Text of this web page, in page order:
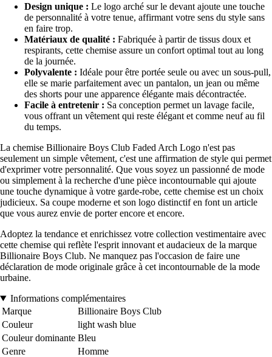
Design unique : Le logo arché sur le devant ajoute une touche
de personnalité à votre tenue, affirmant votre sens du style sans
en faire trop.
Matériaux de qualité : Fabriquée à partir de tissus doux et
respirants, cette chemise assure un confort optimal tout au long
de la journée.
Polyvalente : Idéale pour être portée seule ou avec un sous-pull,
elle se marie parfaitement avec un pantalon, un jean ou même
des shorts pour une apparence élégante mais décontractée.
Facile à entretenir : Sa conception permet un lavage facile,
vous offrant un vêtement qui reste élégant et comme neuf au fil
du temps.
La chemise Billionaire Boys Club Faded Arch Logo n'est pas
seulement un simple vêtement, c'est une affirmation de style qui permet
d'exprimer votre personnalité. Que vous soyez un passionné de mode
ou simplement à la recherche d'une pièce incontournable qui ajoute
une touche dynamique à votre garde-robe, cette chemise est un choix
judicieux. Sa coupe moderne et son logo distinctif en font un article
que vous aurez envie de porter encore et encore.
Adoptez la tendance et enrichissez votre collection vestimentaire avec
cette chemise qui reflète l'esprit innovant et audacieux de la marque
Billionaire Boys Club. Ne manquez pas l'occasion de faire une
déclaration de mode originale grâce à cet incontournable de la mode
urbaine.
Informations complémentaires
Marque
Billionaire Boys Club
Couleur
light wash blue
Couleur dominante Bleu
Genre
Homme